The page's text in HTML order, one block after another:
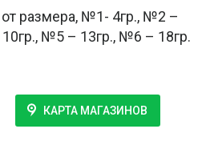
размера, №1- 4гр., №2 –
№5 – 13гр., №6 – 18гр.
КАРТА МАГАЗИНОВ